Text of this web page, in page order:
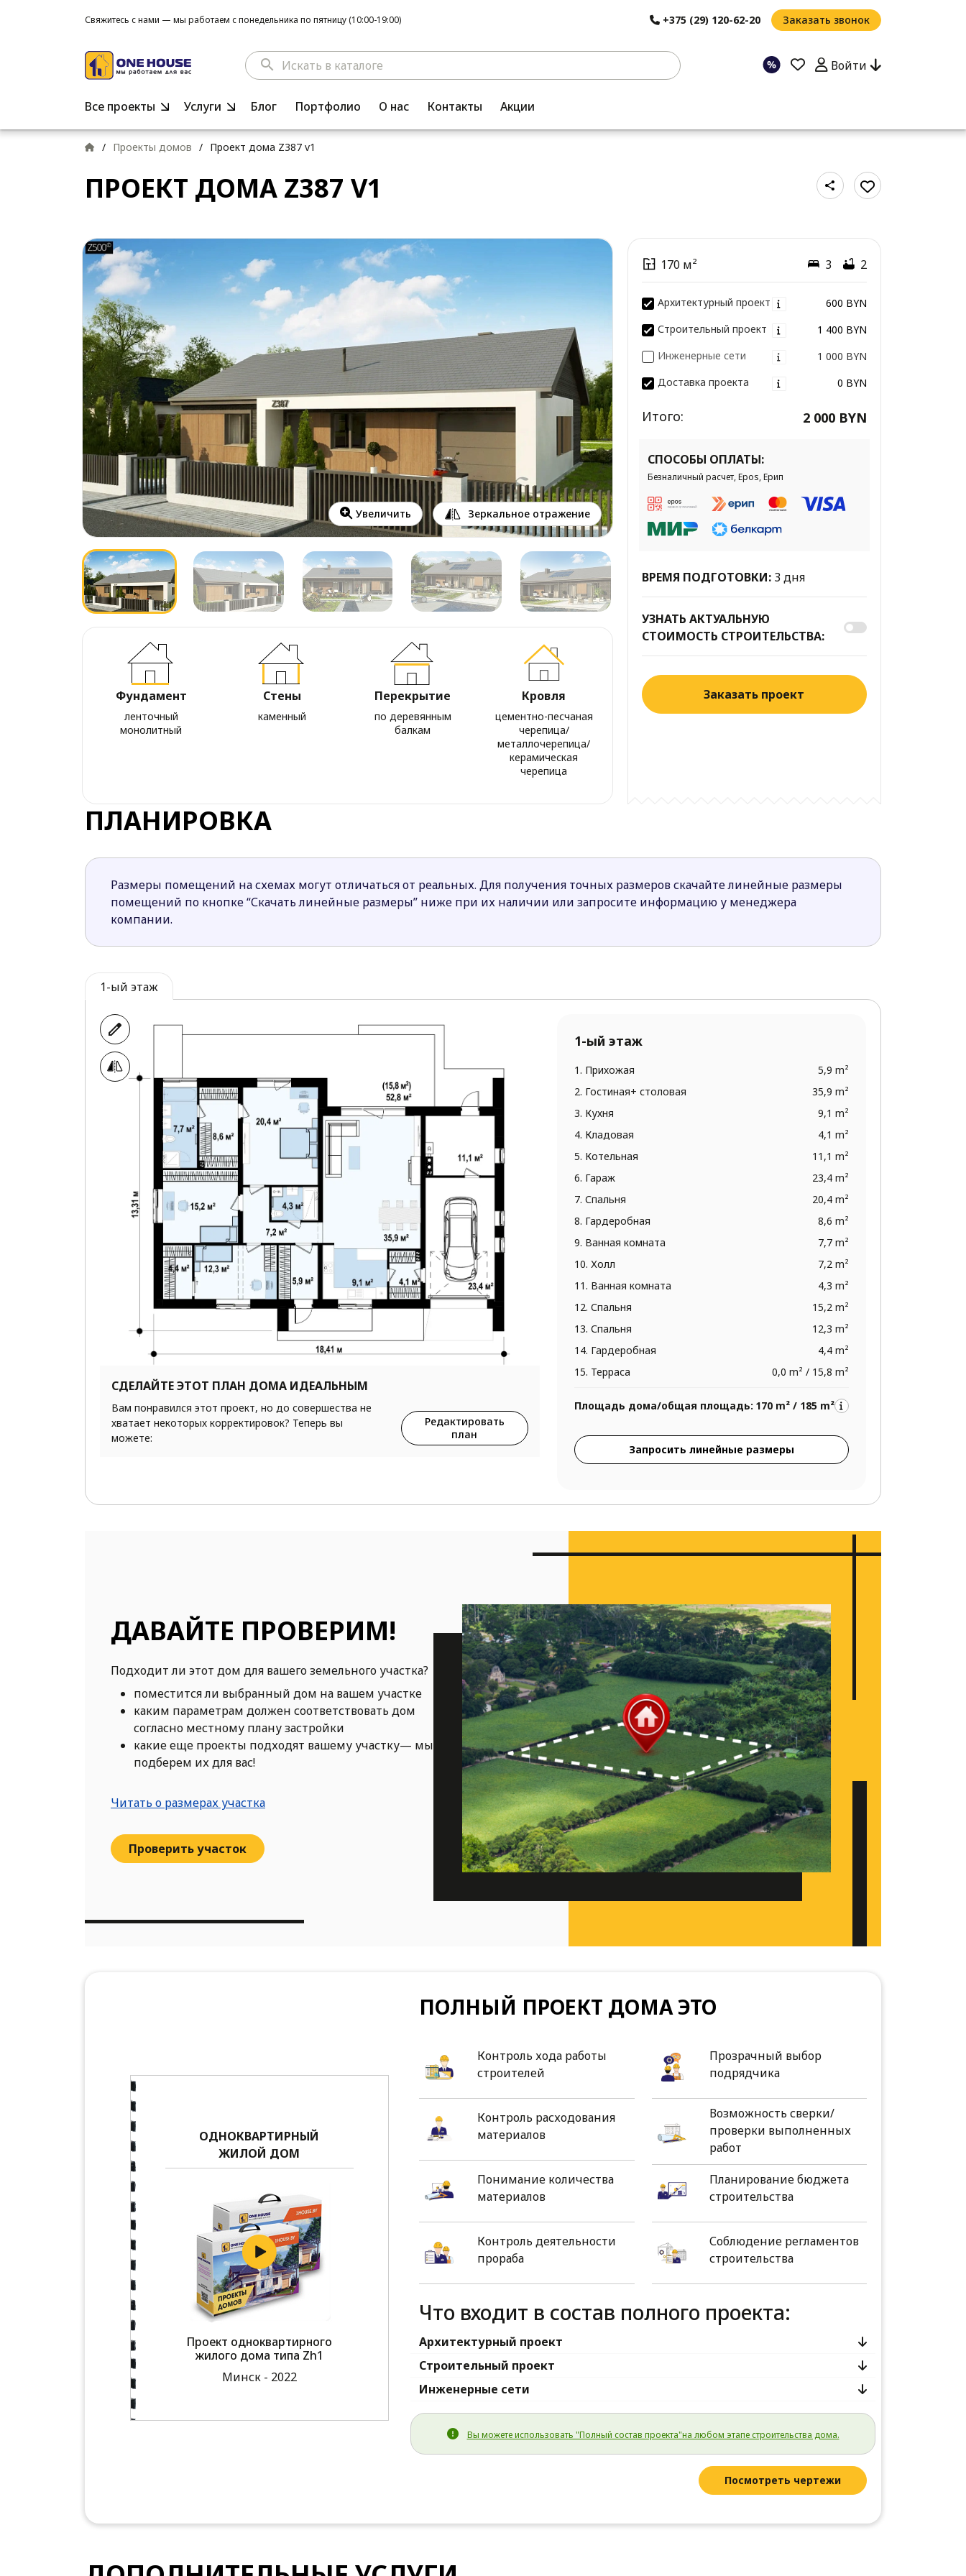
Свяжитесь с нами — мы работаем с понедельника по пятницу (10:00-19:00) +375 (29) 120-62-20 Заказать звонок
search Войти
Все проекты Услуги Блог Портфолио О нас Контакты Акции
/ Проекты домов / Проект дома Z387 v1
ПРОЕКТ ДОМА Z387 V1
Увеличить Зеркальное отражение
Фундамент
ленточный
монолитный
Стены
каменный
Перекрытие
по деревянным
балкам
Кровля
цементно-песчаная
черепица/
металлочерепица/
керамическая
черепица
170 м² 3 2
Архитектурный проект
600 BYN
Строительный проект
1 400 BYN
Инженерные сети
1 000 BYN
Доставка проекта
0 BYN
Итого: 2 000 BYN
СПОСОБЫ ОПЛАТЫ:
Безналичный расчет, Epos, Ерип
ВРЕМЯ ПОДГОТОВКИ: 3 дня
УЗНАТЬ АКТУАЛЬНУЮ
СТОИМОСТЬ СТРОИТЕЛЬСТВА:
Заказать проект
ПЛАНИРОВКА
Размеры помещений на схемах могут отличаться от реальных. Для получения точных размеров скачайте линейные размеры
помещений по кнопке “Скачать линейные размеры” ниже при их наличии или запросите информацию у менеджера
компании.
1-ый этаж
СДЕЛАЙТЕ ЭТОТ ПЛАН ДОМА ИДЕАЛЬНЫМ
Вам понравился этот проект, но до совершества не
хватает некоторых корректировок? Теперь вы
можете:
Редактировать
план
1-ый этаж
1. Прихожая
5,9 m²
2. Гостиная+ столовая
35,9 m²
3. Кухня
9,1 m²
4. Кладовая
4,1 m²
5. Котельная
11,1 m²
6. Гараж
23,4 m²
7. Спальня
20,4 m²
8. Гардеробная
8,6 m²
9. Ванная комната
7,7 m²
10. Холл
7,2 m²
11. Ванная комната
4,3 m²
12. Спальня
15,2 m²
13. Спальня
12,3 m²
14. Гардеробная
4,4 m²
15. Терраса
0,0 m² / 15,8 m²
Площадь дома/общая площадь: 170 m² / 185 m²
Запросить линейные размеры
ДАВАЙТЕ ПРОВЕРИМ!
Подходит ли этот дом для вашего земельного участка?
поместится ли выбранный дом на вашем участке
каким параметрам должен соответствовать дом
согласно местному плану застройки
какие еще проекты подходят вашему участку— мы
подберем их для вас!
Читать о размерах участка
Проверить участок
ОДНОКВАРТИРНЫЙ
ЖИЛОЙ ДОМ
Проект одноквартирного
жилого дома типа Zh1
Минск - 2022
ПОЛНЫЙ ПРОЕКТ ДОМА ЭТО
Контроль хода работы
строителей
Прозрачный выбор
подрядчика
Контроль расходования
материалов
Возможность сверки/
проверки выполненных
работ
Понимание количества
материалов
Планирование бюджета
строительства
Контроль деятельности
прораба
Соблюдение регламентов
строительства
Что входит в состав полного проекта:
Архитектурный проект
Строительный проект
Инженерные сети
Вы можете использовать "Полный состав проекта"на любом этапе строительства дома.
Посмотреть чертежи